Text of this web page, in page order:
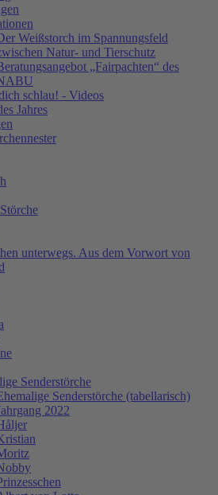
Weißstorch im Spannungsfeld
Natur- und Tierschutz
„Fairpachten“ des
schlau! - Videos
Jahres
unterwegs. Aus dem Vorwort von
Senderstörche
Senderstörche (tabellarisch)
2022